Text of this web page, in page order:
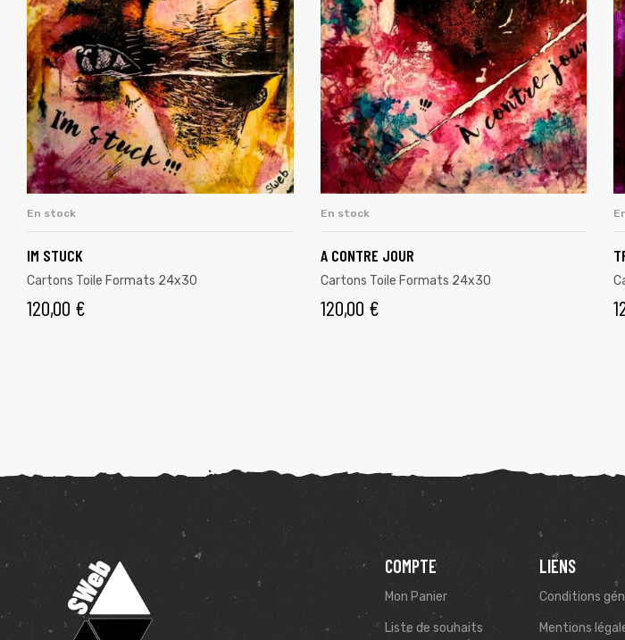
En stock
IM STUCK
Cartons Toile Formats 24x30
120,00 €
En stock
A CONTRE JOUR
Cartons Toile Formats 24x30
120,00 €
COMPTE
Mon Panier
Liste de souhaits
LIENS
Conditions
Mentions